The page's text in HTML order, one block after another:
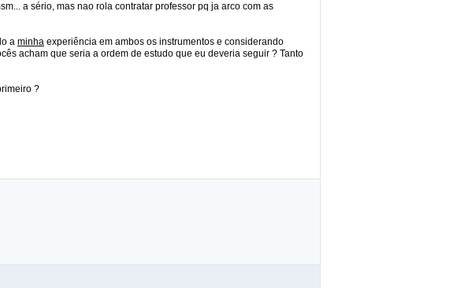
a sério, mas nao rola contratar professor pq ja arco com as
a minha experiência em ambos os instrumentos e considerando
acham que seria a ordem de estudo que eu deveria seguir ? Tanto
?